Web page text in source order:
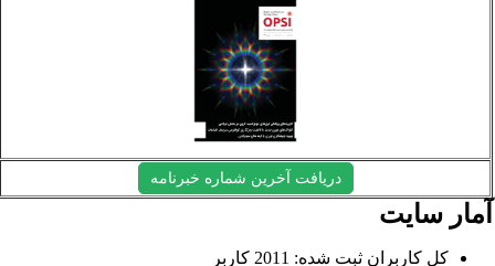
دریافت آخرین شماره خبرنامه
سایت
کل کاربران ثبت شده: 2011 کاربر